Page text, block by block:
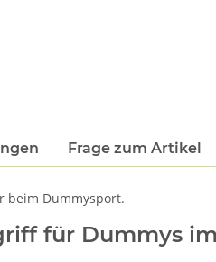
Frage zum Artikel
beim Dummysport.
für Dummys